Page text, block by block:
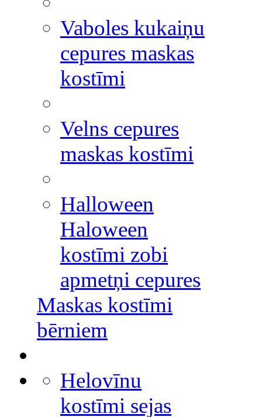
Vaboles kukaiņu
cepures maskas
kostīmi
Velns cepures
maskas kostīmi
Halloween
Haloween
kostīmi zobi
apmetņi cepures
Maskas kostīmi
bērniem
Helovīnu
kostīmi sejas